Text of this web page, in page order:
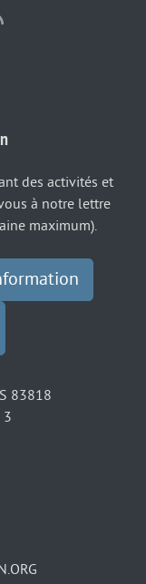
des activités et
à notre lettre
maximum).
83818
3